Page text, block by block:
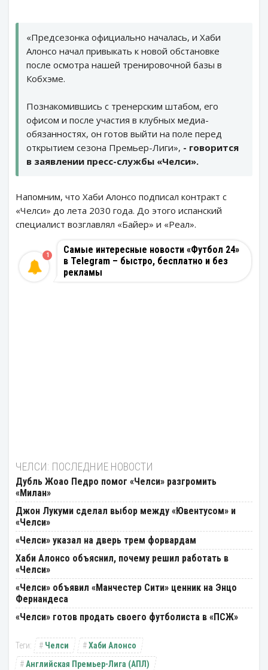
«Предсезонка официально началась, и Хаби
Алонсо начал привыкать к новой обстановке
после осмотра нашей тренировочной базы в
Кобхэме.
Познакомившись с тренерским штабом, его
офисом и после участия в клубных медиа-
обязанностях, он готов выйти на поле перед
открытием сезона Премьер-Лиги», - говорится
в заявлении пресс-службы «Челси».
Напомним, что Хаби Алонсо подписал контракт с
«Челси» до лета 2030 года. До этого испанский
специалист возглавлял «Байер» и «Реал».
Самые интересные новости «Футбол 24»
в Telegram – быстро, бесплатно и без
рекламы
1
ЧЕЛСИ: ПОСЛЕДНИЕ НОВОСТИ
Дубль Жоао Педро помог «Челси» разгромить
«Милан»
Джон Лукуми сделал выбор между «Ювентусом» и
«Челси»
«Челси» указал на дверь трем форвардам
Хаби Алонсо объяснил, почему решил работать в
«Челси»
«Челси» объявил «Манчестер Сити» ценник на Энцо
Фернандеса
«Челси» готов продать своего футболиста в «ПСЖ»
Челси
Хаби Алонсо
Английская Премьер-Лига (АПЛ)